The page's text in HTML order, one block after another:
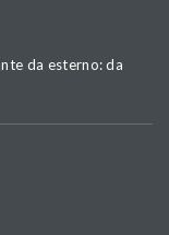
da esterno: da